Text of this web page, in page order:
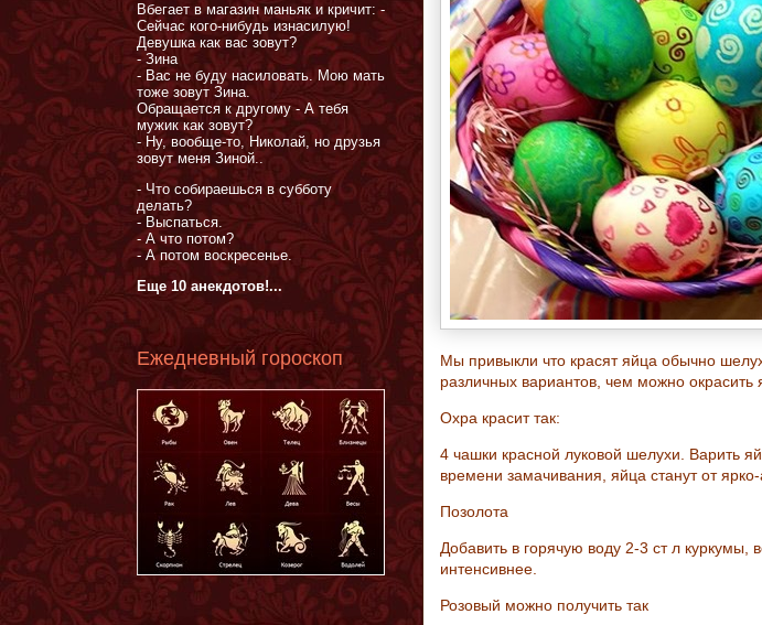
Мы привыкли что красят яйца обычно
различных вариантов, чем можно
Охра красит так:
4 чашки красной луковой шелухи. Варить
времени замачивания, яйца станут от
Позолота
Добавить в горячую воду 2-3 ст л куркумы,
интенсивнее.
Розовый можно получить так
Вбегает в магазин маньяк и кричит: -
Сейчас кого-нибудь изнасилую!
Девушка как вас зовут?
- Зина
- Вас не буду насиловать. Мою мать
тоже зовут Зина.
Обращается к другому - А тебя
мужик как зовут?
- Ну, вообще-то, Николай, но друзья
зовут меня Зиной..
- Что собираешься в субботу
делать?
- Выспаться.
- А что потом?
- А потом воскресенье.
Еще 10 анекдотов!...
Ежедневный гороскоп